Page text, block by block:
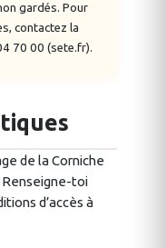
gardés. Pour
contactez la
70 00 (sete.fr).
de la Corniche
Renseigne-toi
d’accès à